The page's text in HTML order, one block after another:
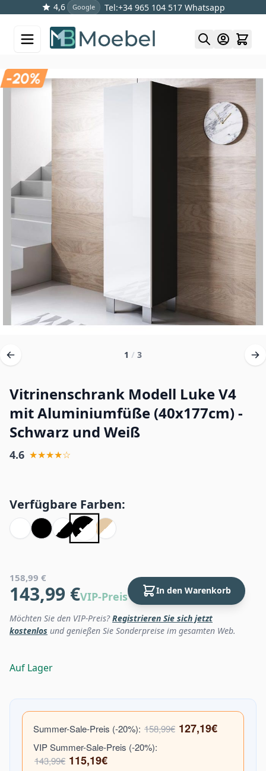
4,6 Google Tel:+34 965 104 517Whatsapp
1 / 3
Vitrinenschrank Modell Luke V4
mit Aluminiumfüße (40x177cm) -
Schwarz und Weiß
4.6 ★★★★☆
Verfügbare Farben:
158,99 €
143,99 €VIP-Preis In den Warenkorb
Möchten Sie den VIP-Preis?Registrieren Sie sich jetzt
kostenlos und genießen Sie Sonderpreise im gesamten Web.
Auf Lager
Summer-Sale-Preis (-20%): 158,99€ 127,19€
VIP Summer-Sale-Preis (-20%):
143,99€ 115,19€